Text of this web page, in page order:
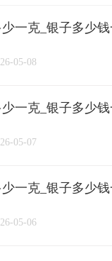
长城币 / 老
亚一金店
少一克_银子多少
05-08
少一克_银子多少
05-07
少一克_银子多少
05-06